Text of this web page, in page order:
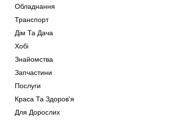
Обладнання
Транспорт
Дім Та Дача
Хобі
Знайомства
Запчастини
Послуги
Краса Та Здоров'я
Для Дорослих